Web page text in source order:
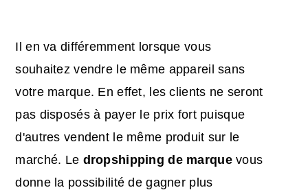
Il en va différemment lorsque vous
souhaitez vendre le même appareil sans
votre marque. En effet, les clients ne seront
pas disposés à payer le prix fort puisque
d'autres vendent le même produit sur le
marché. Le dropshipping de marquevous
donne la possibilité de gagner plus